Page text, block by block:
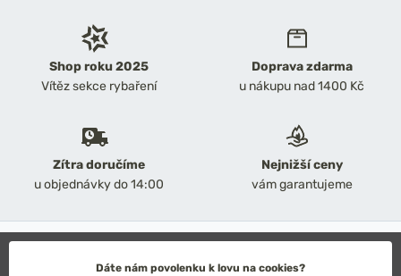
Shop roku 2025
Vítěz sekce rybaření
Doprava zdarma
u nákupu nad 1400 Kč
Zítra doručíme
u objednávky do 14:00
Nejnižší ceny
vám garantujeme
Obchodní podmínky
Dáte nám povolenku k lovu na cookies?